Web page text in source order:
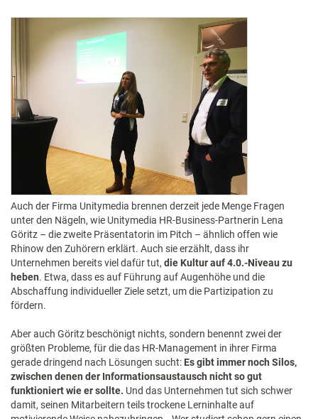
Auch der Firma Unitymedia brennen derzeit jede Menge Fragen
unter den Nägeln, wie Unitymedia HR-Business-Partnerin Lena
Göritz – die zweite Präsentatorin im Pitch – ähnlich offen wie
Rhinow den Zuhörern erklärt. Auch sie erzählt, dass ihr
Unternehmen bereits viel dafür tut, die Kultur auf 4.0.-Niveau zu
heben. Etwa, dass es auf Führung auf Augenhöhe und die
Abschaffung individueller Ziele setzt, um die Partizipation zu
fördern.
Aber auch Göritz beschönigt nichts, sondern benennt zwei der
größten Probleme, für die das HR-Management in ihrer Firma
gerade dringend nach Lösungen sucht: Es gibt immer noch Silos,
zwischen denen der Informationsaustausch nicht so gut
funktioniert wie er sollte. Und das Unternehmen tut sich schwer
damit, seinen Mitarbeitern teils trockene Lerninhalte auf